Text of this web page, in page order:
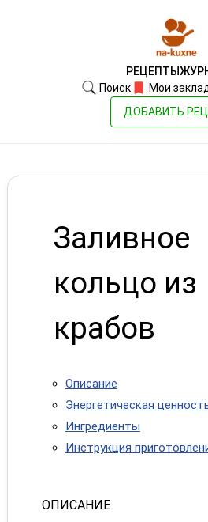
РЕЦЕПТЫ
Поиск
Мои
ДОБАВИТЬ
Заливное
кольцо из
крабов
Описание
Энергетическая
Ингредиенты
Инструкция
ОПИСАНИЕ